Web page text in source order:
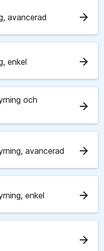
avancerad arrow_forward
enkel arrow_forward
och
arrow_forward
avancerad arrow_forward
enkel arrow_forward
arrow_forward